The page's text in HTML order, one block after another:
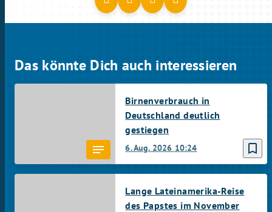
Das könnte Dich auch interessieren
bookmark_border
6. Aug. 2026 10:24
Birnenverbrauch in
Deutschland deutlich
gestiegen
Lange Lateinamerika-Reise
des Papstes im November